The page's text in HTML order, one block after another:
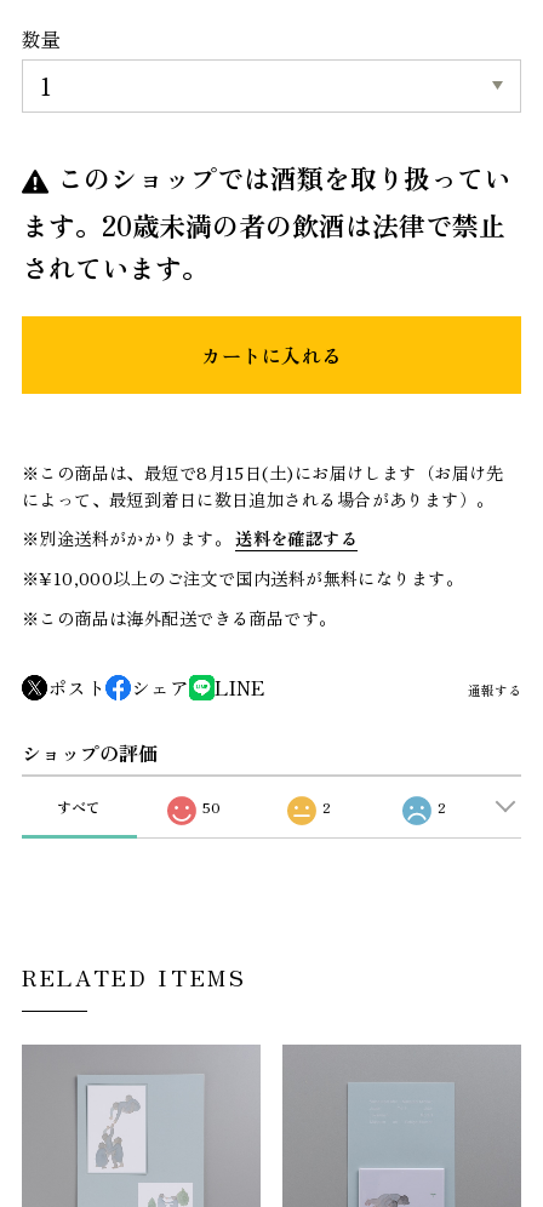
数量
このショップでは酒類を取り扱ってい
ます。20歳未満の者の飲酒は法律で禁止
されています。
カートに入れる
※この商品は、最短で8月15日(土)にお届けします（お届け先
によって、最短到着日に数日追加される場合があります）。
※別途送料がかかります。 送料を確認する
※¥10,000以上のご注文で国内送料が無料になります。
※この商品は海外配送できる商品です。
ポスト シェア LINE 通報する
ショップの評価
すべて 50 2 2
RELATED ITEMS